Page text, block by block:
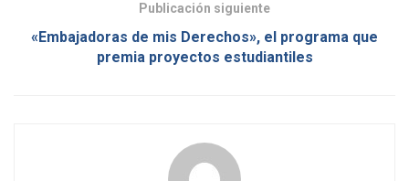
Publicación siguiente
«Embajadoras de mis Derechos», el programa que
premia proyectos estudiantiles